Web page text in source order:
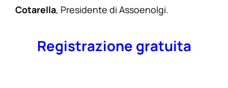
Cotarella, Presidente di Assoenolgi.
Registrazione gratuita